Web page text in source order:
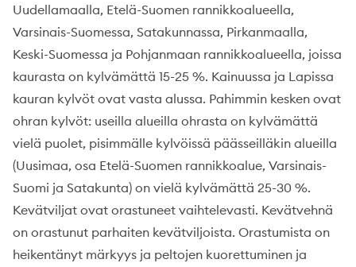
Uudellamaalla, Etelä-Suomen rannikkoalueella,
Varsinais-Suomessa, Satakunnassa, Pirkanmaalla,
Keski-Suomessa ja Pohjanmaan rannikkoalueella, joissa
kaurasta on kylvämättä 15-25 %. Kainuussa ja Lapissa
kauran kylvöt ovat vasta alussa. Pahimmin kesken ovat
ohran kylvöt: useilla alueilla ohrasta on kylvämättä
vielä puolet, pisimmälle kylvöissä päässeilläkin alueilla
(Uusimaa, osa Etelä-Suomen rannikkoalue, Varsinais-
Suomi ja Satakunta) on vielä kylvämättä 25-30 %.
Kevätviljat ovat orastuneet vaihtelevasti. Kevätvehnä
on orastunut parhaiten kevätviljoista. Orastumista on
heikentänyt märkyys ja peltojen kuorettuminen ja